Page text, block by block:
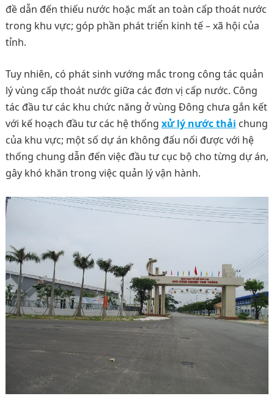
đề dẫn đến thiếu nước hoặc mất an toàn cấp thoát nước
trong khu vực; góp phần phát triển kinh tế – xã hội của
tỉnh.
Tuy nhiên, có phát sinh vướng mắc trong công tác quản
lý vùng cấp thoát nước giữa các đơn vị cấp nước. Công
tác đầu tư các khu chức năng ở vùng Đông chưa gắn kết
với kế hoạch đầu tư các hệ thống xử lý nước thải chung
của khu vực; một số dự án không đấu nối được với hệ
thống chung dẫn đến việc đầu tư cục bộ cho từng dự án,
gây khó khăn trong việc quản lý vận hành.